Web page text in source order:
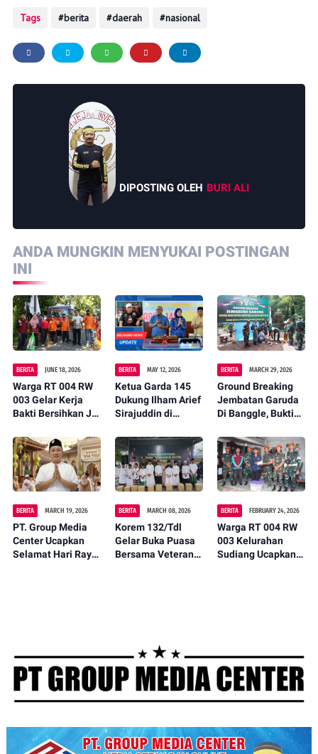
Tags berita daerah nasional
DIPOSTING OLEH BURI ALI
ANDA MUNGKIN MENYUKAI POSTINGAN
INI
BERITA JUNE 18, 2026
Warga RT 004 RW
003 Gelar Kerja
Bakti Bersihkan Jl.
Wujudkan
Lingkungan Asri
dan Nyaman
BERITA MAY 12, 2026
Ketua Garda 145
Dukung Ilham Arief
Sirajuddin di
Golkar
BERITA MARCH 29, 2026
Ground Breaking
Jembatan Garuda
Di Banggle, Bukti
Negara Untuk
Rakyat
BERITA MARCH 19, 2026
PT. Group Media
Center Ucapkan
Selamat Hari Raya
BERITA MARCH 08, 2026
Korem 132/Tdl
Gelar Buka Puasa
Bersama Veteran
BERITA FEBRUARY 24, 2026
Warga RT 004 RW
003 Kelurahan
Sudiang Ucapkan